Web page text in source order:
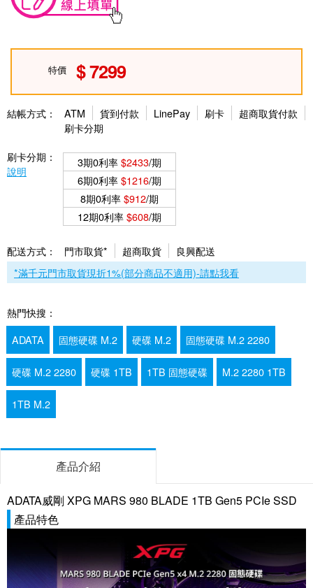
特價 7299
結帳方式： ATM 貨到付款 LinePay 刷卡
超商取貨付款
刷卡分期
刷卡分期：
說明
3期0利率$2433/期
6期0利率$1216/期
8期0利率$912/期
12期0利率$608/期
配送方式： 門市取貨* 超商取貨
良興配送
*滿千元門市取貨現折1%(部分商品不適用)-請點我看
熱門快搜：
ADATA
固態硬碟 M.2 硬碟 M.2 固態硬碟 M.2 2280
硬碟 M.2 2280 硬碟 1TB 1TB 固態硬碟 M.2 2280 1TB
1TB M.2
產品介紹
ADATA威剛 XPG MARS 980 BLADE 1TB Gen5 PCIe SSD
產品特色